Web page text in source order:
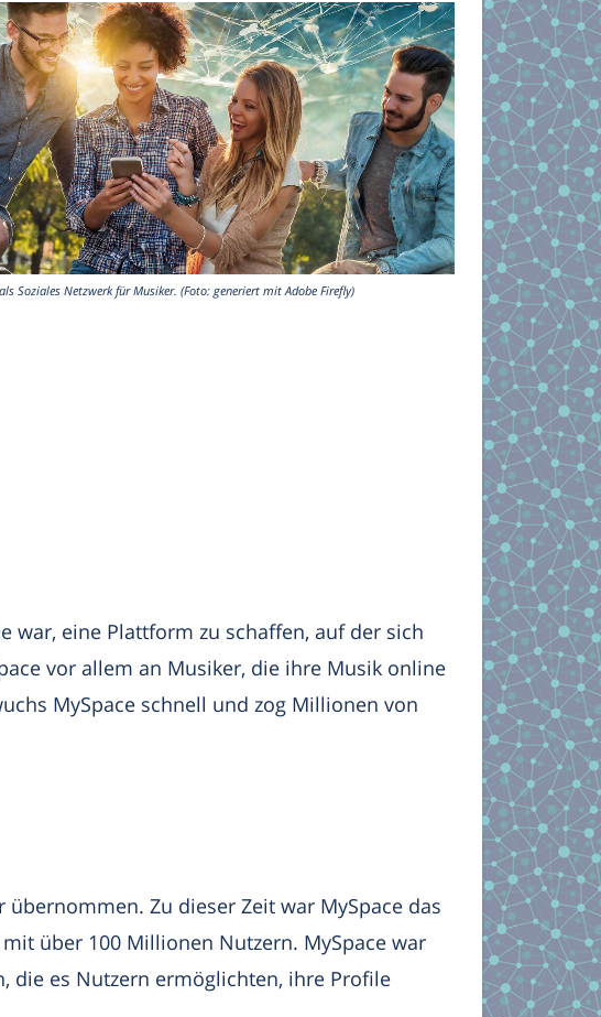
Soziales Netzwerk für Musiker. (Foto: generiert mit Adobe Firefly)
war, eine Plattform zu schaffen, auf der sich
vor allem an Musiker, die ihre Musik online
MySpace schnell und zog Millionen von
Zu dieser Zeit war MySpace das
über 100 Millionen Nutzern. MySpace war
die es Nutzern ermöglichten, ihre Profile